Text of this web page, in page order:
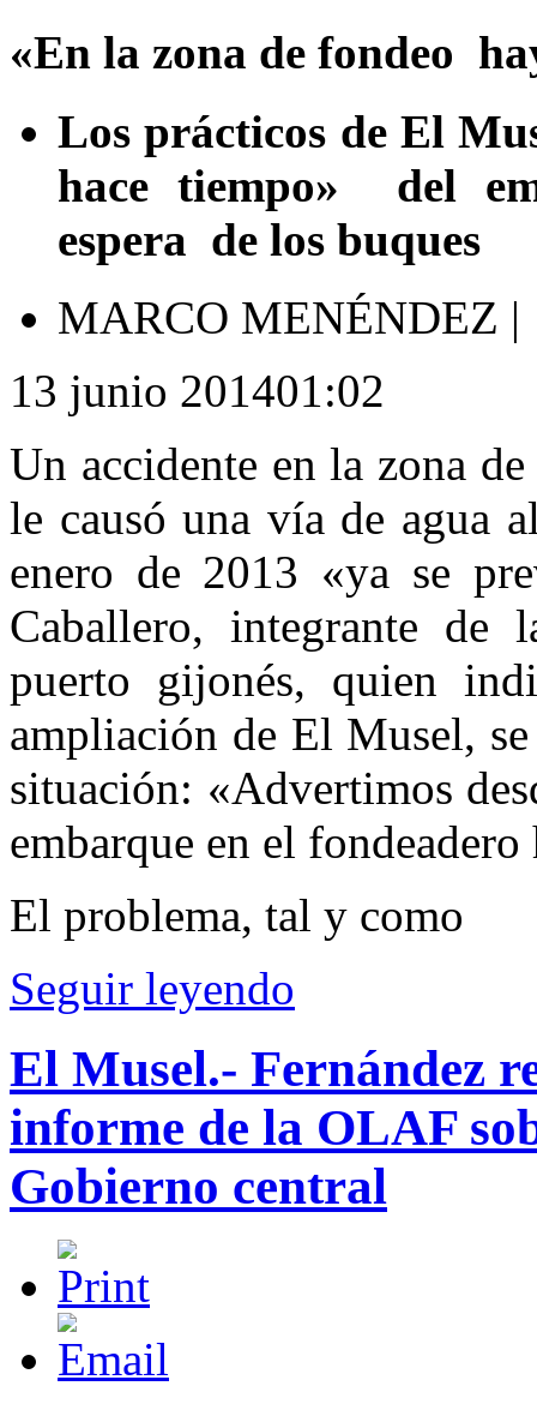
«En la zona de fondeo
Los prácticos de El
hace tiempo» del
espera de los buques
MARCO MENÉNDEZ |
13 junio 201401:02
Un accidente en la zona
le causó una vía de agua
enero de 2013 «ya se
Caballero, integrante de
puerto gijonés, quien
ampliación de El Musel,
situación: «Advertimos
embarque en el
El problema, tal y como
Seguir leyendo
El Musel.- Fernández
informe de la OLAF
Gobierno central